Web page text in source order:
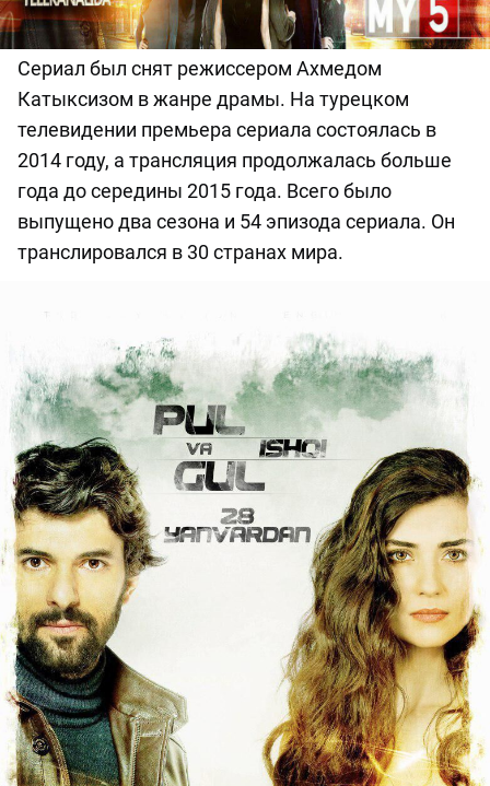
Сериал был снят режиссером Ахмедом
Катыксизом в жанре драмы. На турецком
телевидении премьера сериала состоялась в
2014 году, а трансляция продолжалась больше
года до середины 2015 года. Всего было
выпущено два сезона и 54 эпизода сериала. Он
транслировался в 30 странах мира.